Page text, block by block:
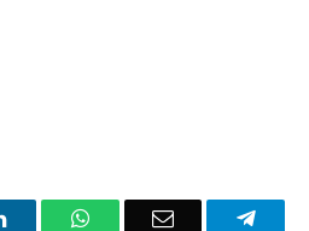
LinkedInWhatsAppEmail